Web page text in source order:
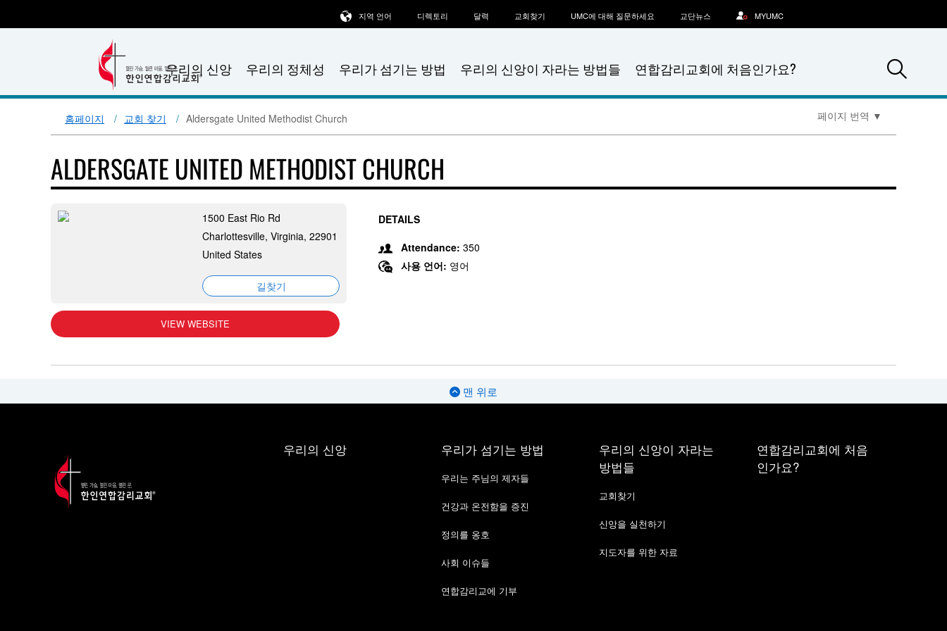
우리의 신앙 우리의 정체성 우리가 섬기는 방법 우리의 신앙이 자라는 방법들 연합감리교회에 처음인가요?
지역 언어 디렉토리 달력 교회찾기 UMC에 대해 질문하세요 교단뉴스 MYUMC
홈페이지 교회 찾기 Aldersgate United Methodist Church 페이지 번역 ▼
ALDERSGATE UNITED METHODIST CHURCH
1500 East Rio Rd
Charlottesville, Virginia, 22901
United States
길찾기
VIEW WEBSITE
DETAILS
Attendance: 350
사용 언어: 영어
맨 위로
우리의 신앙 우리가 섬기는 방법
우리는 주님의 제자들
건강과 온전함을 증진
정의를 옹호
사회 이슈들
연합감리교에 기부
우리의 신앙이 자라는
방법들
교회찾기
신앙을 실천하기
지도자를 위한 자료
연합감리교회에 처음
인가요?